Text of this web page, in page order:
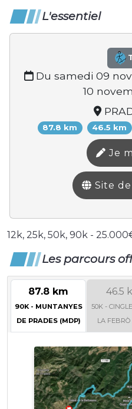
L'essentiel
Du samedi 09
10
87.8 km 46.5 km
Je
Site
12k, 25k, 50k, 90k -
Les parcours
87.8 km
90K - MUNTANYES
DE PRADES (MDP)
46.5
50K -
LA